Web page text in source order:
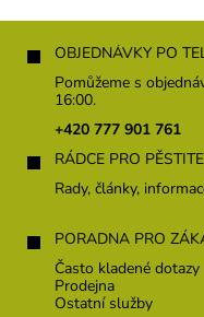
Z
OBJEDNÁVKY PO
Pomůžeme s
16:00.
+420 777 901 761
RÁDCE PRO
Rady, články,
PORADNA PRO
Často kladené dotazy
Prodejna
Ostatní služby